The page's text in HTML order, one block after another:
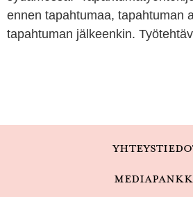
ennen tapahtumaa, tapahtuman
tapahtuman jälkeenkin.